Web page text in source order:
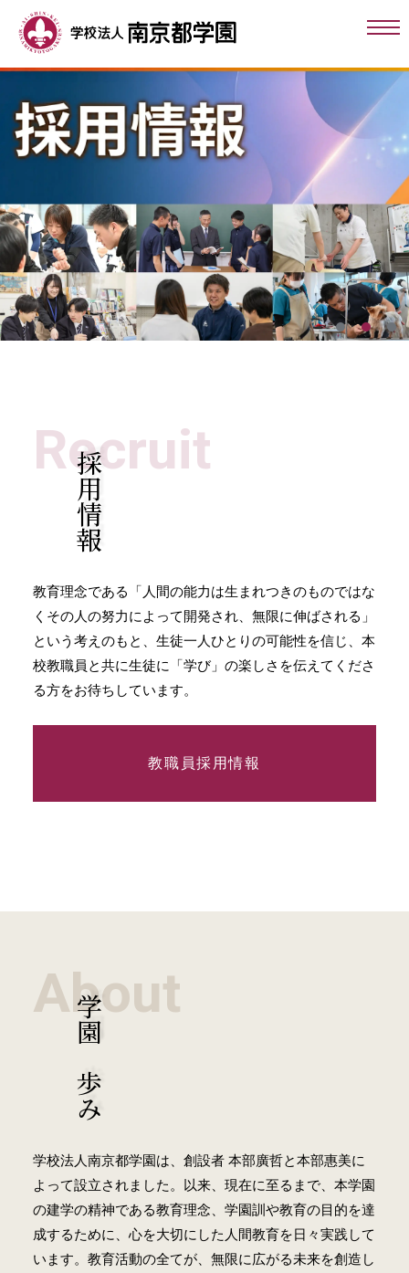
Recruit
採用情報
教育理念である「人間の能力は生まれつきのものではな
くその人の努力によって開発され、無限に伸ばされる」
という考えのもと、生徒一人ひとりの可能性を信じ、本
校教職員と共に生徒に「学び」の楽しさを伝えてくださ
る方をお待ちしています。
教職員採用情報
About
学園の歩み
学校法人南京都学園は、創設者 本部廣哲と本部惠美に
よって設立されました。以来、現在に至るまで、本学園
の建学の精神である教育理念、学園訓や教育の目的を達
成するために、心を大切にした人間教育を日々実践して
います。教育活動の全てが、無限に広がる未来を創造し